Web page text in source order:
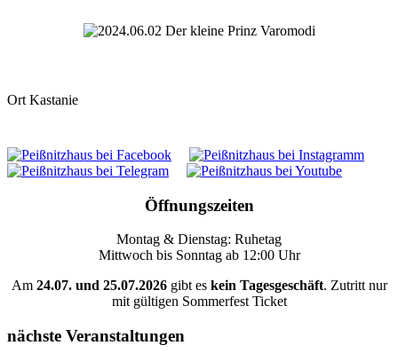
Ort Kastanie
Öffnungszeiten
Montag & Dienstag: Ruhetag
Mittwoch bis Sonntag ab 12:00 Uhr
Am 24.07. und 25.07.2026gibt eskein Tagesgeschäft. Zutritt nur
mit gültigen Sommerfest Ticket
nächste Veranstaltungen